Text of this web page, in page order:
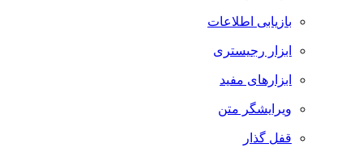
بازیابی اطلاعات
ابزار رجیستری
ابزارهای مفید
ویرایشگر متن
قفل گذار